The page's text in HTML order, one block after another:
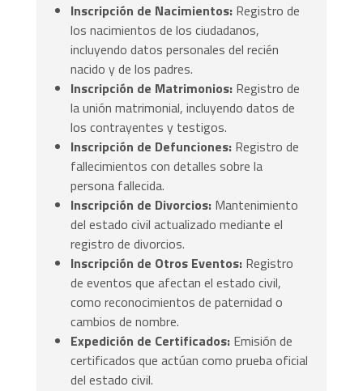
Inscripción de Nacimientos: Registro de
los nacimientos de los ciudadanos,
incluyendo datos personales del recién
nacido y de los padres.
Inscripción de Matrimonios: Registro de
la unión matrimonial, incluyendo datos de
los contrayentes y testigos.
Inscripción de Defunciones: Registro de
fallecimientos con detalles sobre la
persona fallecida.
Inscripción de Divorcios: Mantenimiento
del estado civil actualizado mediante el
registro de divorcios.
Inscripción de Otros Eventos: Registro
de eventos que afectan el estado civil,
como reconocimientos de paternidad o
cambios de nombre.
Expedición de Certificados: Emisión de
certificados que actúan como prueba oficial
del estado civil.